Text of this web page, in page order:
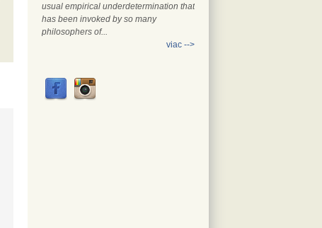
usual empirical underdetermination that
has been invoked by so many
philosophers of...
viac -->